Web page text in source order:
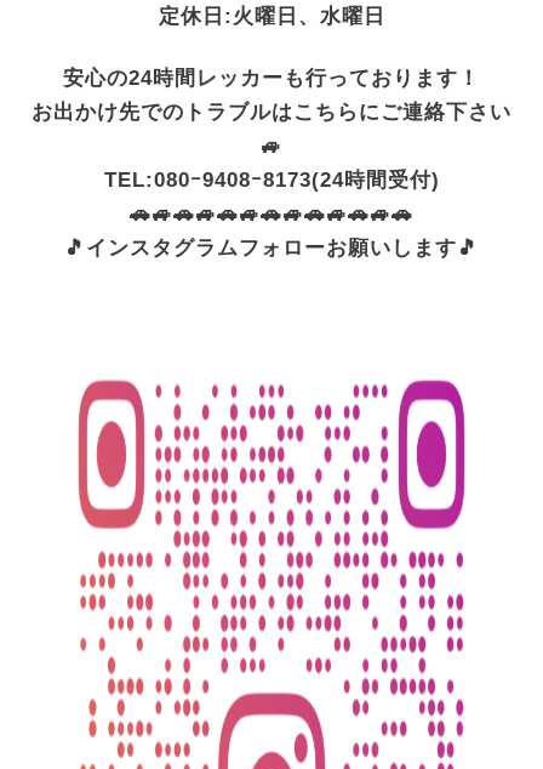
定休日:火曜日、水曜日
安心の24時間レッカーも行っております！
お出かけ先でのトラブルはこちらにご連絡下さい
🚙
TEL:080ｰ9408ｰ8173(24時間受付)
🚗🚙🚗🚙🚗🚙🚗🚙🚗🚙🚗🚙🚗
🎵インスタグラムフォローお願いします🎵